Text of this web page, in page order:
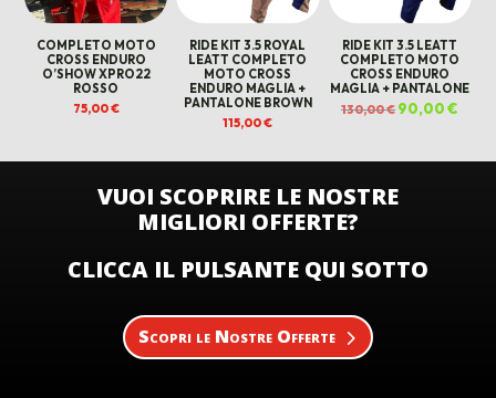
COMPLETO MOTO
CROSS ENDURO
O’SHOW XPRO22
ROSSO
75,00€
RIDE KIT 3.5 ROYAL
LEATT COMPLETO
MOTO CROSS
ENDURO MAGLIA +
PANTALONE BROWN
115,00€
RIDE KIT 3.5 LEATT
COMPLETO MOTO
CROSS ENDURO
MAGLIA + PANTALONE
130,00€ Il
prezzo
90,00€
VUOI SCOPRIRE LE NOSTRE
MIGLIORI OFFERTE?
CLICCA IL PULSANTE QUI SOTTO
Scopri le Nostre Offerte